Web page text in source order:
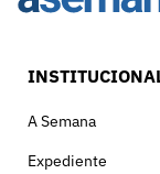
A Semana
Expediente